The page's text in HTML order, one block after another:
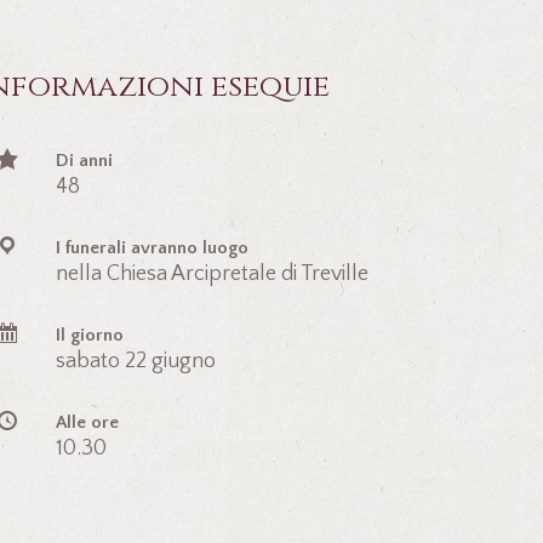
esequie
Di anni
48
I funerali avranno luogo
nella Chiesa Arcipretale di Treville
Il giorno
sabato 22 giugno
Alle ore
10.30